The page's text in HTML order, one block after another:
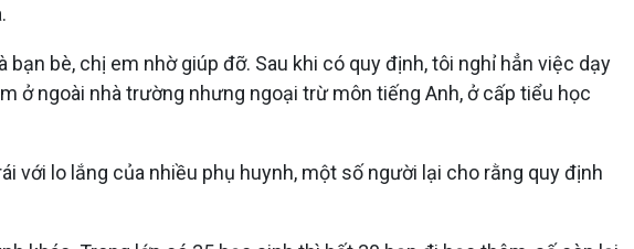
bè, chị em nhờ giúp đỡ. Sau khi có quy định, tôi nghỉ hẳn việc dạy
ngoài nhà trường nhưng ngoại trừ môn tiếng Anh, ở cấp tiểu học
với lo lắng của nhiều phụ huynh, một số người lại cho rằng quy định